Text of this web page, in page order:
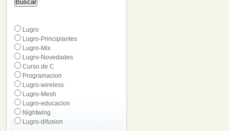
Lugro
Lugro-Principiantes
Lugro-Mix
Lugro-Novedades
Curso de C
Programacion
Lugro-wireless
Lugro-Mesh
Lugro-educacion
Nightwing
Lugro-difusion